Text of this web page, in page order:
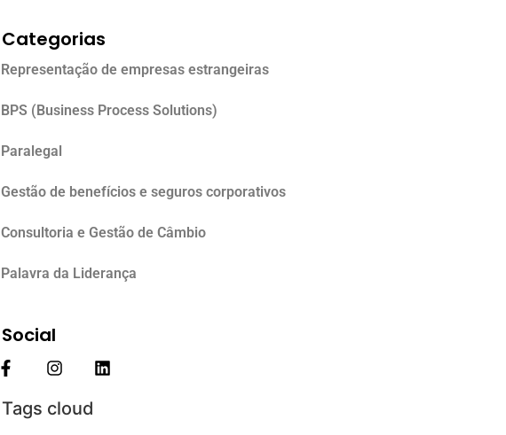
Categorias
Representação de empresas estrangeiras
BPS (Business Process Solutions)
Paralegal
Gestão de benefícios e seguros corporativos
Consultoria e Gestão de Câmbio
Palavra da Liderança
Social
Tags cloud